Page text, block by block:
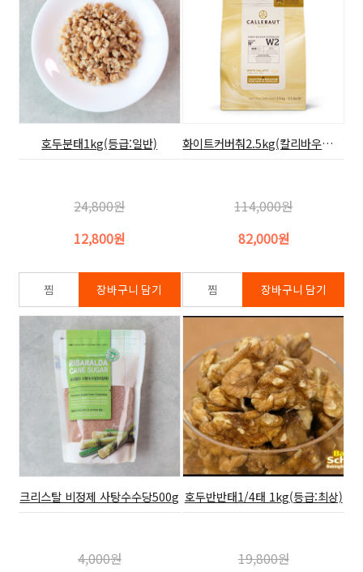
호두분태1kg(등급:일반)
24,800원
12,800원
화이트커버춰2.5kg(칼리바우트,28%)
114,000원
82,000원
크리스탈 비정제 사탕수수당500g
4,000원
호두반반태1/4태 1kg(등급:최상)
19,800원